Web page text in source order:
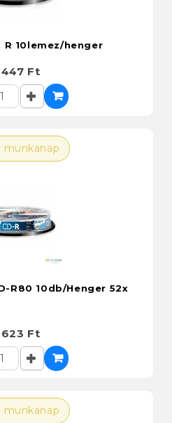
10lemez/henger
Ft
munkanap
R80 10db/Henger 52x
Ft
munkanap